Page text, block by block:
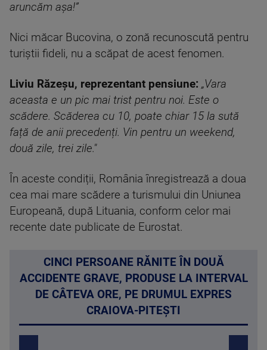
aruncăm așa!”
Nici măcar Bucovina, o zonă recunoscută pentru
turiștii fideli, nu a scăpat de acest fenomen.
Liviu Răzeșu, reprezentant pensiune: „Vara
aceasta e un pic mai trist pentru noi. Este o
scădere. Scăderea cu 10, poate chiar 15 la sută
față de anii precedenți. Vin pentru un weekend,
două zile, trei zile."
În aceste condiții, România înregistrează a doua
cea mai mare scădere a turismului din Uniunea
Europeană, după Lituania, conform celor mai
recente date publicate de Eurostat.
CINCI PERSOANE RĂNITE ÎN DOUĂ
ACCIDENTE GRAVE, PRODUSE LA INTERVAL
DE CÂTEVA ORE, PE DRUMUL EXPRES
CRAIOVA-PITEȘTI